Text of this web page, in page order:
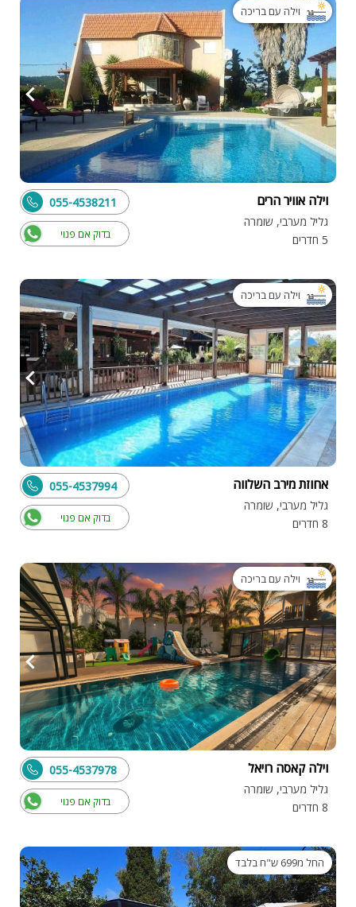
וילה עם בריכה
וילה אוויר הרים
גליל מערבי, שומרה
5 חדרים
בדוק אם פנוי
055-4538211
וילה עם בריכה
אחוזת מירב השלווה
גליל מערבי, שומרה
8 חדרים
בדוק אם פנוי
055-4537994
וילה עם בריכה
וילה קאסה רויאל
גליל מערבי, שומרה
8 חדרים
בדוק אם פנוי
055-4537978
החל מ699 ש"ח בלבד